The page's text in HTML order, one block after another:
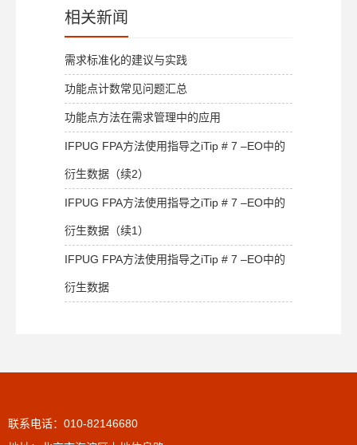
相关新闻
需求标准化的建议与实践
功能点计数常见问题汇总
功能点方法在需求管理中的应用
IFPUG FPA方法使用指导之iTip # 7 –EO中的
衍生数据（续2）
IFPUG FPA方法使用指导之iTip # 7 –EO中的
衍生数据（续1）
IFPUG FPA方法使用指导之iTip # 7 –EO中的
衍生数据
联系电话：010-82146680